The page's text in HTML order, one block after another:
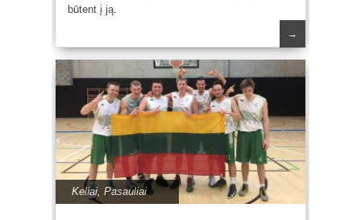
būtent į ją.
→
Keliai, Pasauliai